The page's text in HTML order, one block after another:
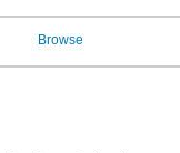
Browse